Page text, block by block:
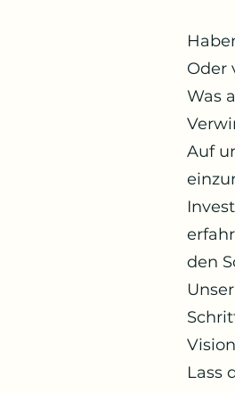
Oder
Was
Auf
den
Lass